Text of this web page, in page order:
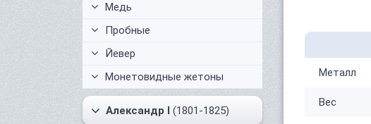
Медь
Пробные
Йевер
Монетовидные жетоны
Александр I (1801-1825)
Металл
Вес